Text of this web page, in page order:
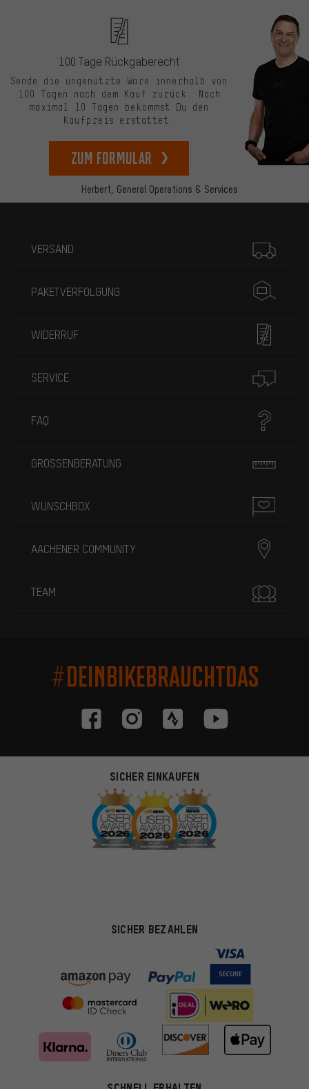
Herbert, General Operations & Services
100 Tage Rückgaberecht
Sende die ungenutzte Ware innerhalb von
100 Tagen nach dem Kauf zurück. Nach
maximal 10 Tagen bekommst Du den
Kaufpreis erstattet.
zum Formular
VERSAND
PAKETVERFOLGUNG
WIDERRUF
SERVICE
FAQ
GRÖSSENBERATUNG
WUNSCHBOX
AACHENER COMMUNITY
TEAM
#DEINBIKEBRAUCHTDAS
SICHER EINKAUFEN
SICHER BEZAHLEN